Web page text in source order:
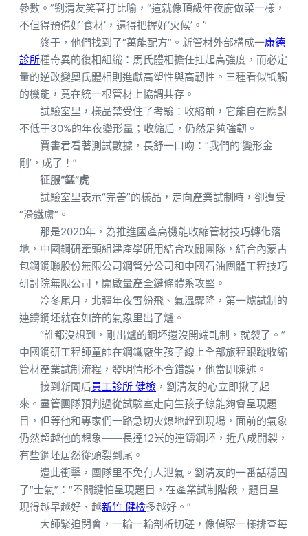
參數。”劉清友笑著打比喻，“這就像頂級年夜廚做菜一樣，
不但得預備好‘食材’，還得把握好‘火候’。”
終于，他們找到了“萬能配方”。新管材外部構成一康德
診所種奇異的復相組織：馬氏體相擔任扛起高強度，而必定
量的逆改變奧氏體相則進獻高塑性與高韌性。三種看似牴觸
的機能，竟在統一根管材上協調共存。
試驗室里，樣品禁受住了考驗：收縮前，它能自在應對
不低于30%的年夜變形量；收縮后，仍然足夠強韌。
賈書君看著測試數據，長舒一口吻：“我們的‘變形金
剛’，成了！”
征服“錳”虎
試驗室里表示“完善”的樣品，走向產業試制時，卻遭受
“滑鐵盧”。
那是2020年，為推進國產高機能收縮管材技巧轉化落
地，中國鋼研牽頭組建產學研用結合攻關團隊，結合內蒙古
包鋼鋼聯股份無限公司鋼管分公司和中國石油團體工程技巧
研討院無限公司，開啟量產全鏈條體系攻堅。
冷冬尾月，北疆年夜雪紛飛、氣溫驟降，第一爐試制的
連鑄鋼坯就在如許的氣象里出了爐。
“誰都沒想到，剛出爐的鋼坯還沒開端軋制，就裂了。”
中國鋼研工程師童帥在鋼鐵廠生孩子線上全部旅程跟蹤收縮
管材產業試制流程，發明情形不合錯誤，他當即陳述。
接到新聞后員工診所 健檢 ，劉清友的心立即揪了起
來。盡管團隊預判過從試驗室走向生孩子線能夠會呈現題
目，但等他和專家們一路急切火燎地趕到現場，面前的氣象
仍然超越他的想象——長達12米的連鑄鋼坯，近八成開裂，
有些鋼坯居然從頭裂到尾。
遭此衝擊，團隊里不免有人泄氣。劉清友的一番話穩固
了“士氣”：“不關鍵怕呈現題目，在產業試制階段，題目呈
現得越早越好、越新竹 健檢多越好。”
大師緊迫閉會，一輪一輪剖析切磋，像偵察一樣排查每